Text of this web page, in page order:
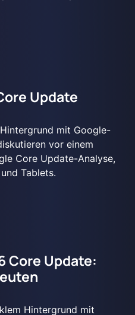
Update
Core Update: